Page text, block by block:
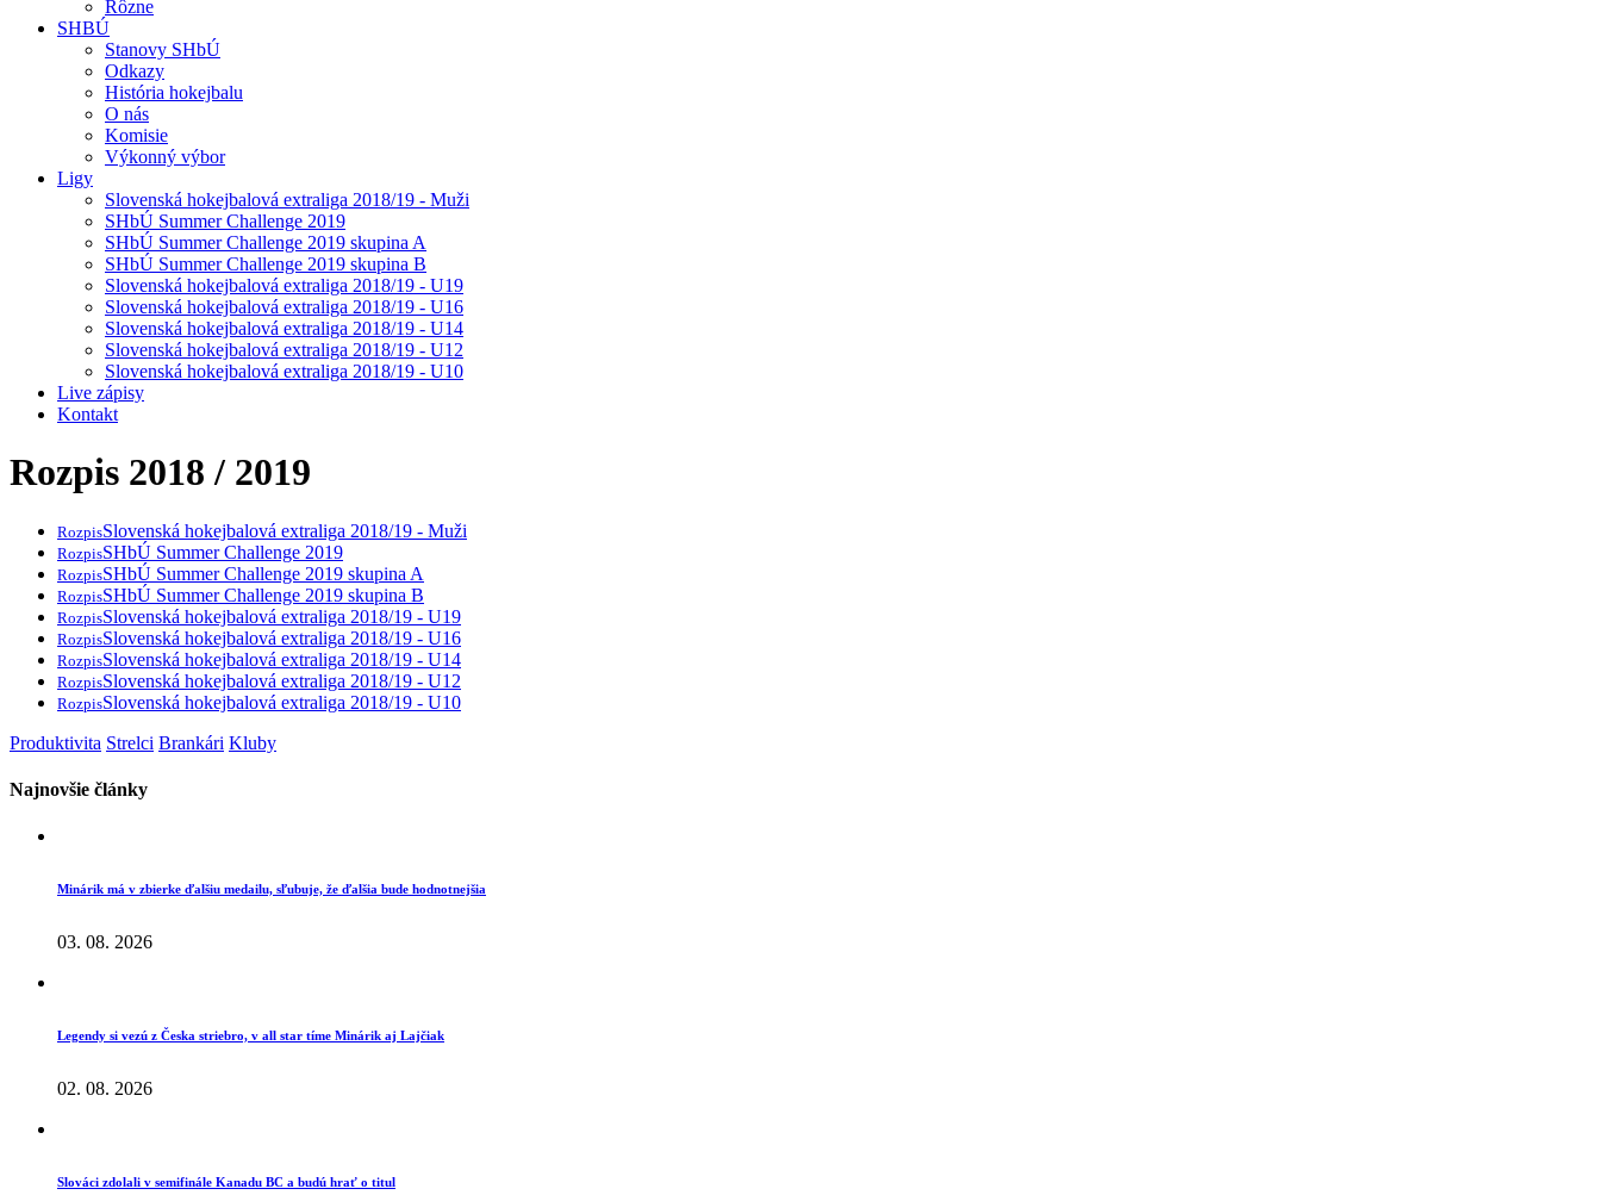
Rôzne
SHBÚ
Stanovy SHbÚ
Odkazy
História hokejbalu
O nás
Komisie
Výkonný výbor
Ligy
Slovenská hokejbalová extraliga 2018/19 - Muži
SHbÚ Summer Challenge 2019
SHbÚ Summer Challenge 2019 skupina A
SHbÚ Summer Challenge 2019 skupina B
Slovenská hokejbalová extraliga 2018/19 - U19
Slovenská hokejbalová extraliga 2018/19 - U16
Slovenská hokejbalová extraliga 2018/19 - U14
Slovenská hokejbalová extraliga 2018/19 - U12
Slovenská hokejbalová extraliga 2018/19 - U10
Live zápisy
Kontakt
Rozpis 2018 / 2019
RozpisSlovenská hokejbalová extraliga 2018/19 - Muži
RozpisSHbÚ Summer Challenge 2019
RozpisSHbÚ Summer Challenge 2019 skupina A
RozpisSHbÚ Summer Challenge 2019 skupina B
RozpisSlovenská hokejbalová extraliga 2018/19 - U19
RozpisSlovenská hokejbalová extraliga 2018/19 - U16
RozpisSlovenská hokejbalová extraliga 2018/19 - U14
RozpisSlovenská hokejbalová extraliga 2018/19 - U12
RozpisSlovenská hokejbalová extraliga 2018/19 - U10
Produktivita Strelci Brankári Kluby
Najnovšie články
Minárik má v zbierke ďalšiu medailu, sľubuje, že ďalšia bude hodnotnejšia
03. 08. 2026
Legendy si vezú z Česka striebro, v all star tíme Minárik aj Lajčiak
02. 08. 2026
Slováci zdolali v semifinále Kanadu BC a budú hrať o titul